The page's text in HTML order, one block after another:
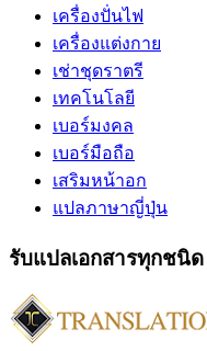
เครื่องปั่นไฟ
เครื่องแต่งกาย
เช่าชุดราตรี
เทคโนโลยี
เบอร์มงคล
เบอร์มือถือ
เสริมหน้าอก
แปลภาษาญี่ปุ่น
รับแปลเอกสารทุกชนิด